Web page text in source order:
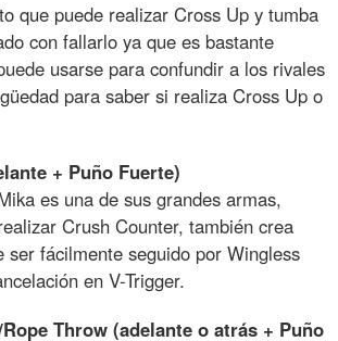
que puede realizar Cross Up y tumba
con fallarlo ya que es bastante
usarse para confundir a los rivales
para saber si realiza Cross Up o
+ Puño Fuerte)
es una de sus grandes armas,
Crush Counter, también crea
ser fácilmente seguido por Wingless
en V-Trigger.
Throw (adelante o atrás + Puño